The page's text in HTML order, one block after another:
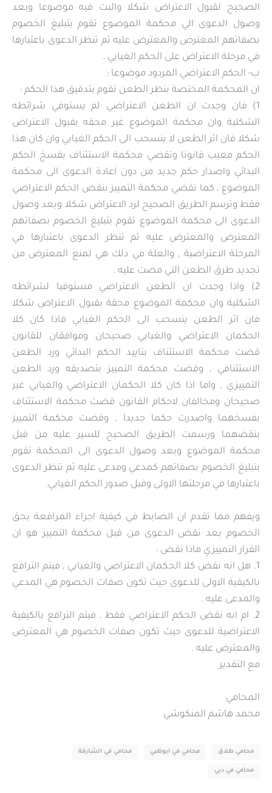
الصحيح لقبول الاعتراض شكلا والبت فيه موضوعا وبعد
وصول الدعوى الي محكمة الموضوع تقوم بتبليغ الخصوم
بصفاتهم المعترض والمعترض عليه ثم تنظر الدعوى باعتبارها
في مرحلة الاعتراض على الحكم الغيابي .
ب‌- الحكم الاعتراضي المردود موضوعا :
ان المحكمة المختصة بنظر الطعن تقوم بتدقيق هذا الحكم :
1) فان وجدت ان الطعن الاعتراضي لم يستوفي شرائطه
الشكلية وان محكمة الموضوع غير محقه بقبول الاعتراض
شكلا فان اثر الطعن لا ينسحب الى الحكم الغيابي وان كان هذا
الحكم معيب قانونا وتقضي محكمة الاستئناف بفسخ الحكم
البدائي واصدار حكم جديد من دون اعادة الدعوى الى محكمة
الموضوع , كما تقضي محكمة التمييز بنقض الحكم الاعتراضي
فقط وترسم الطريق الصحيح لرد الاعتراض شكلا وبعد وصول
الدعوى الى محكمة الموضوع تقوم بتبليغ الخصوم بصفاتهم
المعترض والمعترض عليه ثم تنظر الدعوى باعتبارها في
المرحلة الاعتراضية , والعلة في ذلك هي لمنع المعترض من
تجديد طرق الطعن التي مضت عليه .
2) واذا وجدت ان الطعن الاعتراضي مستوفيا لشرائطه
الشكلية وان محكمة الموضوع محقة بقبول الاعتراض شكلا
فان اثر الطعن ينسحب الى الحكم الغيابي فاذا كان كلا
الحكمان الاعتراضي والغيابي صحيحان وموافقان للقانون
قضت محكمة الاستئناف بتاييد الحكم البدائي ورد الطعن
الاستئنافي , وقضت محكمة التمييز بتصديقه ورد الطعن
التمييزي , واما اذا كان كلا الحكمان الاعتراضي والغيابي غير
صحيحان ومخالفان لاحكام القانون قضت محكمة الاستئناف
بفسخهما واصدرت حكما جديدا , وقضت محكمة التمييز
بنقضهما ورسمت الطريق الصحيح للسير عليه من قبل
محكمة الموضوع وبعد وصول الدعوى الى المحكمة تقوم
بتبليغ الخصوم بصفاتهم كمدعي ومدعى عليه ثم تنظر الدعوى
باعتبارها في مرحلتها الاولى وقبل صدور الحكم الغيابي.
ويفهم مما تقدم ان الضابط في كيفية اجراء المرافعة بحق
الخصوم بعد نقض الدعوى من قبل محكمة التمييز هو ان
القرار التمييزي ماذا نقض :
1. هل انه نقض كلا الحكمان الاعتراضي والغيابي , فيتم الترافع
بالكيفية الاولى للدعوى حيث تكون صفات الخصوم هي المدعي
والمدعى عليه .
2. ام انه نقض الحكم الاعتراضي فقط , فيتم الترافع بالكيفية
الاعتراضية للدعوى حيث تكون صفات الخصوم هي المعترض
والمعترض عليه .
مع التقدير
المحامي
محمد هاشم المنكوشي
محامي طلاق محامي في ابوظبي محامي في الشارقة
محامي في دبي